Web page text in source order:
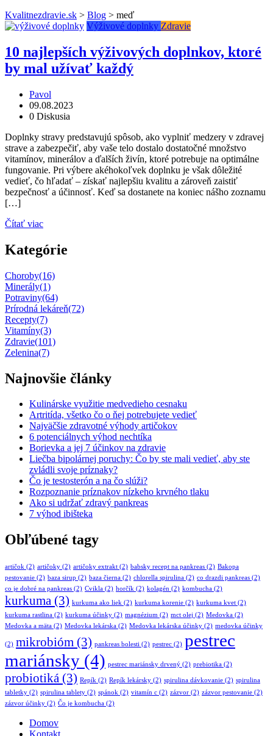
Kvalitnezdravie.sk > Blog > meď
Výživové doplnky Zdravie
10 najlepších výživových doplnkov, ktoré
by mal užívať každý
Pavol
09.08.2023
0 Diskusia
Doplnky stravy predstavujú spôsob, ako vyplniť medzery v zdravej
strave a zabezpečiť, aby vaše telo dostalo dostatočné množstvo
vitamínov, minerálov a ďalších živín, ktoré potrebuje na optimálne
fungovanie. Pri výbere akéhokoľvek doplnku je však dôležité
vedieť, čo hľadať – získať najlepšiu kvalitu a zároveň zaistiť
bezpečnosť a účinnosť. Keď sa dostanete na koniec nášho zoznamu
[…]
Čítať viac
Kategórie
Choroby(16)
Minerály(1)
Potraviny(64)
Prírodná lekáreň(72)
Recepty(7)
Vitamíny(3)
Zdravie(101)
Zelenina(7)
Najnovšie články
Kulinárske využitie medvedieho cesnaku
Artritída, všetko čo o ňej potrebujete vedieť
Najväčšie zdravotné výhody artičokov
6 potenciálnych výhod nechtíka
Borievka a jej 7 účinkov na zdravie
Liečba bipolárnej poruchy: Čo by ste mali vedieť, aby ste
zvládli svoje príznaky?
Čo je testosterón a na čo slúži?
Rozpoznanie príznakov nízkeho krvného tlaku
Ako si udržať zdravý pankreas
7 výhod ibišteka
Obľúbené tagy
artičok (2) artičoky (2) artičoky extrakt (2) babsky recept na pankreas (2) Bakopa
pestovanie (2) baza sirup (2) baza čierna (2) chlorella spirulina (2) co drazdi pankreas (2)
co je dobré na pankreas (2) Cvikla (2) horčík (2) kolagén (2) kombucha (2)
kurkuma (3) kurkuma ako liek (2) kurkuma korenie (2) kurkuma kvet (2)
kurkuma rastlina (2) kurkuma účinky (2) magnézium (2) mct olej (2) Medovka (2)
Medovka a mäta (2) Medovka lekárska (2) Medovka lekárska účinky (2) medovka účinky
(2) mikrobióm (3) pankreas bolesti (2) pestrec (2) pestrec
mariánsky (4) pestrec mariánsky drvený (2) prebiotika (2)
probiotiká (3) Repík (2) Repík lekársky (2) spirulina dávkovanie (2) spirulina
tabletky (2) spirulina tablety (2) spánok (2) vitamín c (2) zázvor (2) zázvor pestovanie (2)
zázvor účinky (2) Čo je kombucha (2)
Domov